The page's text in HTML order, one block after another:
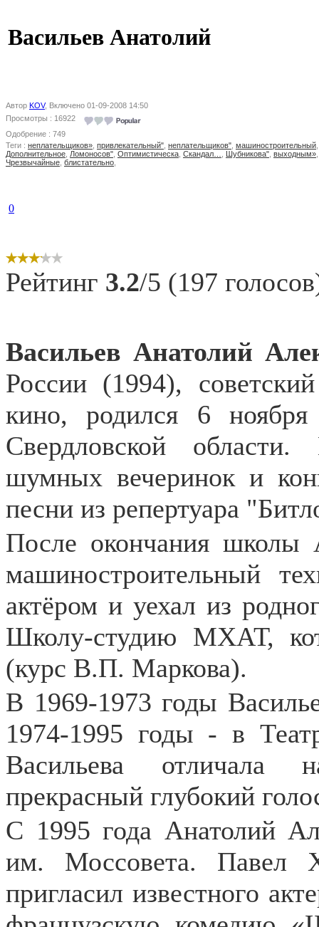
Васильев Анатолий
Автор KOV, Включено 01-09-2008 14:50
Просмотры : 16922
Одобрение : 749
Теги : неплательщиков» привлекательный" неплательщиков" машиностроительный
Дополнительное Ломоносов" Оптимистическа Скандал… Шубникова" выходным»
Чрезвычайные блистательно
0
Рейтинг 3.2/5 (197
Васильев Анатолий
России (1994),
кино, родился 6
Свердловской
шумных вечеринок и
песни из репертуара
После окончания школы
машиностроительный
актёром и уехал из
Школу-студию МХАТ,
(курс В.П. Маркова).
В 1969-1973 годы
1974-1995 годы - в
Васильева отличала
прекрасный глубокий
С 1995 года Анатолий
им. Моссовета. Павел
пригласил известного